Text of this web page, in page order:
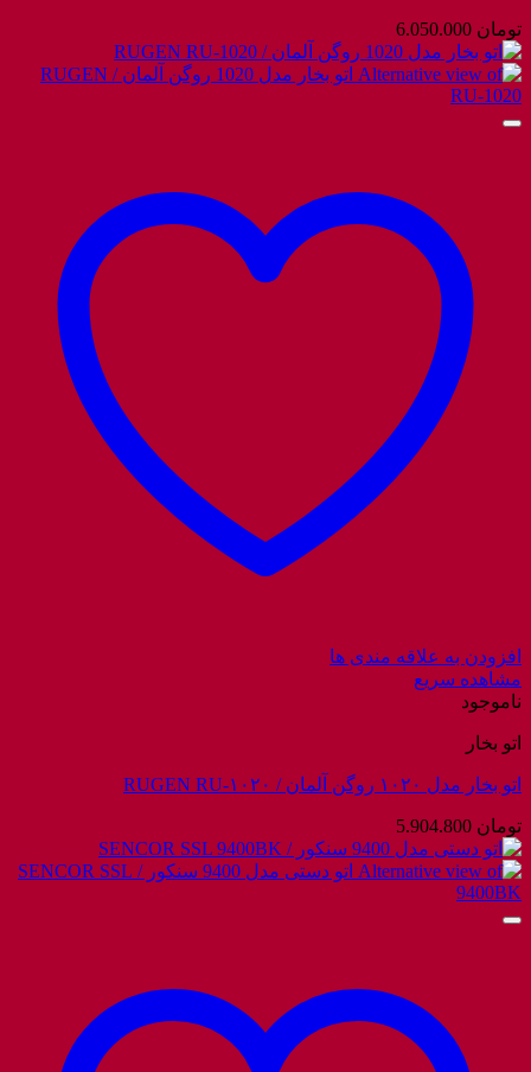
تومان
افزودن به علاقه مندی ها
مشاهده سریع
ناموجود
اتو بخار
اتو بخار مدل ۱۰۲۰ روگن آلمان / RUGEN RU-۱۰۲۰
تومان